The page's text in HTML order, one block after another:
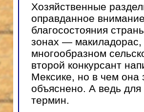
Хозяйственные
оправданное
благосостояния
зонах —
многообразном
второй конкурсант
Мексике, но в чем она
объяснено. А ведь
термин.